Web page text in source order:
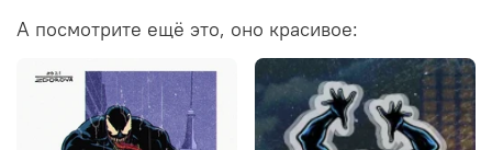
А посмотрите ещё это, оно красивое: